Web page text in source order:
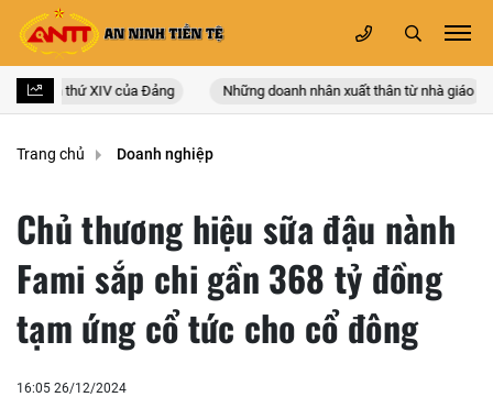
lần thứ XIV của Đảng Những doanh nhân xuất thân từ nhà giáo
Trang chủ Doanh nghiệp
Chủ thương hiệu sữa đậu nành
Fami sắp chi gần 368 tỷ đồng
tạm ứng cổ tức cho cổ đông
16:05 26/12/2024